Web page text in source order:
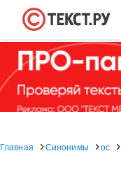
Главная Синонимы ос